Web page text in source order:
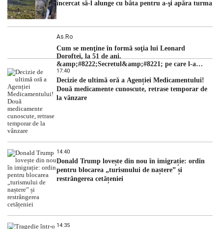
încercat să-l alunge cu bâta pentru a-şi apăra turma
As.ro
Cum se menţine în formă soţia lui Leonard
Doroftei, la 51 de ani.
&amp;#8222;Secretul&amp;#8221; pe care l-a
dezvăluit
17:40
Decizie de ultimă oră a Agenției Medicamentului!
Două medicamente cunoscute, retrase temporar de
la vânzare
14:40
Donald Trump lovește din nou în imigrație: ordin
pentru blocarea „turismului de naștere” și
restrângerea cetățeniei
14:35